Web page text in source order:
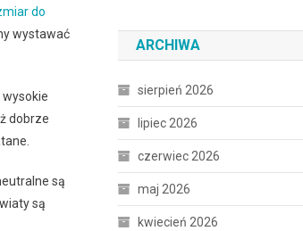
do
wystawać
dobrze
są
są
ARCHIWA
sierpień 2026
lipiec 2026
czerwiec 2026
maj 2026
kwiecień 2026